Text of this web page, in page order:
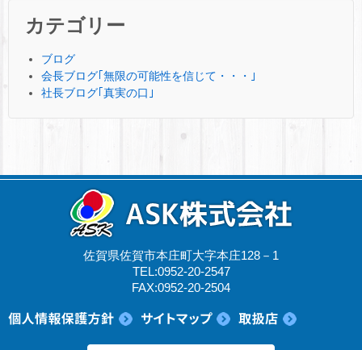
カテゴリー
ブログ
会長ブログ｢無限の可能性を信じて・・・｣
社長ブログ｢真実の口｣
佐賀県佐賀市本庄町大字本庄128－1
TEL:0952-20-2547
FAX:0952-20-2504